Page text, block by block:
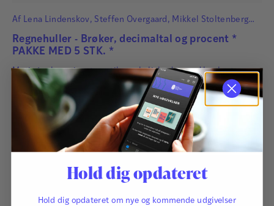
Af Lena Lindenskov, Steffen Overgaard , Mikkel Stoltenberg
Hatting
og Cecilie Carlsen Bach
Regnehuller - Brøker, decimaltal og procent *
PAKKE MED 5 STK. *
Motivér elever i matematikvanskeligheder med konkrete
opgaver inden for brøker, decimaltal og procent.
375,00kr.
Hold dig opdateret
Hold dig opdateret om nye og kommende udgivelser